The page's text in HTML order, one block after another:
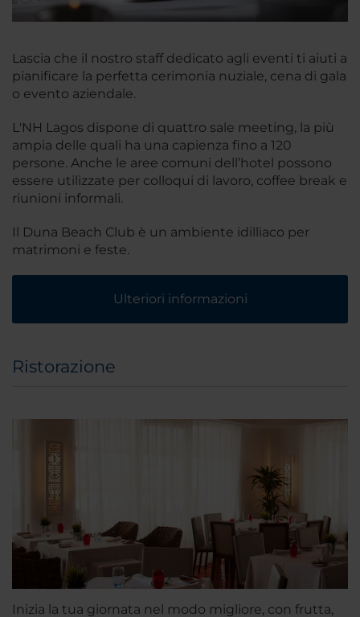
Lascia che il nostro staff dedicato agli eventi ti aiuti a
pianificare la perfetta cerimonia nuziale, cena di gala
o evento aziendale.
L'NH Lagos dispone di quattro sale meeting, la più
ampia delle quali ha una capienza fino a 120
persone. Anche le aree comuni dell’hotel possono
essere utilizzate per colloqui di lavoro, coffee break e
riunioni informali.
Il Duna Beach Club è un ambiente idilliaco per
matrimoni e feste.
Ulteriori informazioni
Ristorazione
Inizia la tua giornata nel modo migliore, con frutta,